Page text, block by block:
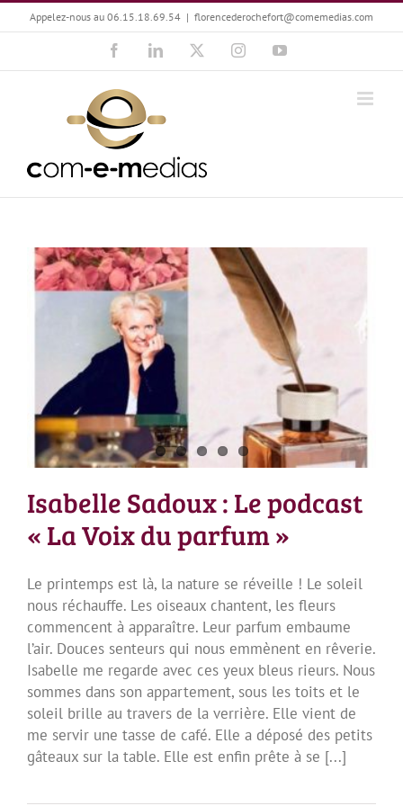
Passer
au
Appelez-nous au 06.15.18.69.54 | florencederochefort@comemedias.com
FacebookLinkedIn InstagramYouTube
Isabelle Sadoux : Le podcast « La Voix du parfum »
Isabelle Sadoux : Le podcast
« La Voix du parfum »
Le printemps est là, la nature se réveille ! Le soleil
nous réchauffe. Les oiseaux chantent, les fleurs
commencent à apparaître. Leur parfum embaume
l’air. Douces senteurs qui nous emmènent en rêverie.
Isabelle me regarde avec ces yeux bleus rieurs. Nous
sommes dans son appartement, sous les toits et le
soleil brille au travers de la verrière. Elle vient de
me servir une tasse de café. Elle a déposé des petits
gâteaux sur la table. Elle est enfin prête à se [...]